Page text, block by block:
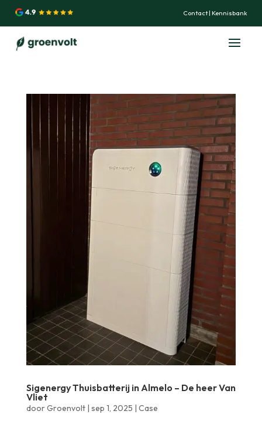
Contact| Kennisbank
Sigenergy Thuisbatterij in Almelo – De heer Van
Vliet
doorGroenvolt| sep 1, 2025 | Case